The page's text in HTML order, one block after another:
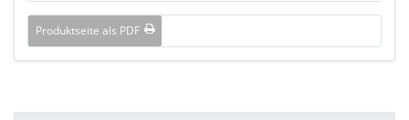
Produktseite als PDF